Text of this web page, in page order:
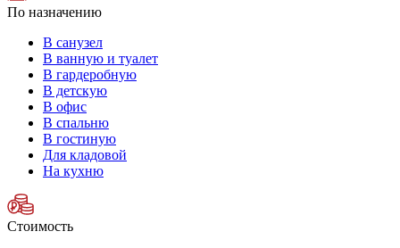
По назначению
В санузел
В ванную и туалет
В гардеробную
В детскую
В офис
В спальню
В гостиную
Для кладовой
На кухню
Стоимость